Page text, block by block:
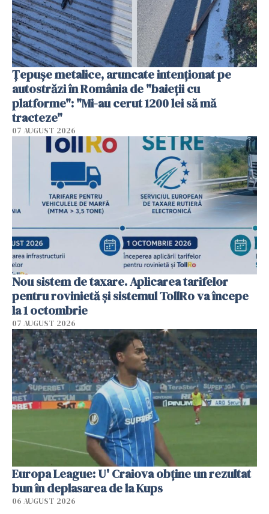
Țepușe metalice, aruncate intenționat pe
autostrăzi în România de "baieții cu
platforme": "Mi-au cerut 1200 lei să mă
tracteze"
07 AUGUST 2026
Nou sistem de taxare. Aplicarea tarifelor
pentru rovinietă şi sistemul TollRo va începe
la 1 octombrie
07 AUGUST 2026
Europa League: U' Craiova obține un rezultat
bun în deplasarea de la Kups
06 AUGUST 2026